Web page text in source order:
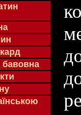
бавовна